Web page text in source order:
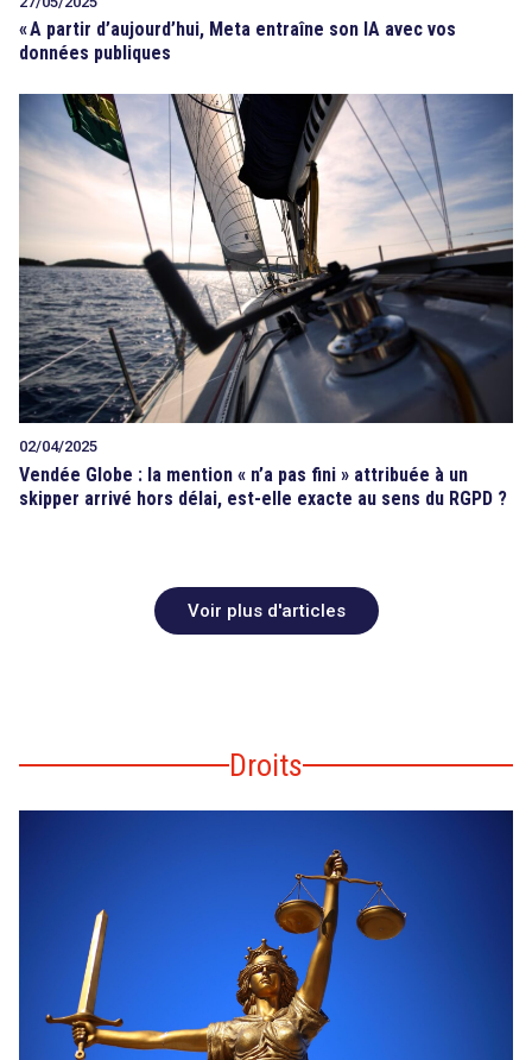
«A partir d’aujourd’hui, Meta entraîne son IA avec vos
données publiques
02/04/2025
Vendée Globe : la mention « n’a pas fini » attribuée à un
skipper arrivé hors délai, est-elle exacte au sens du RGPD ?
Voir plus d'articles
Droits